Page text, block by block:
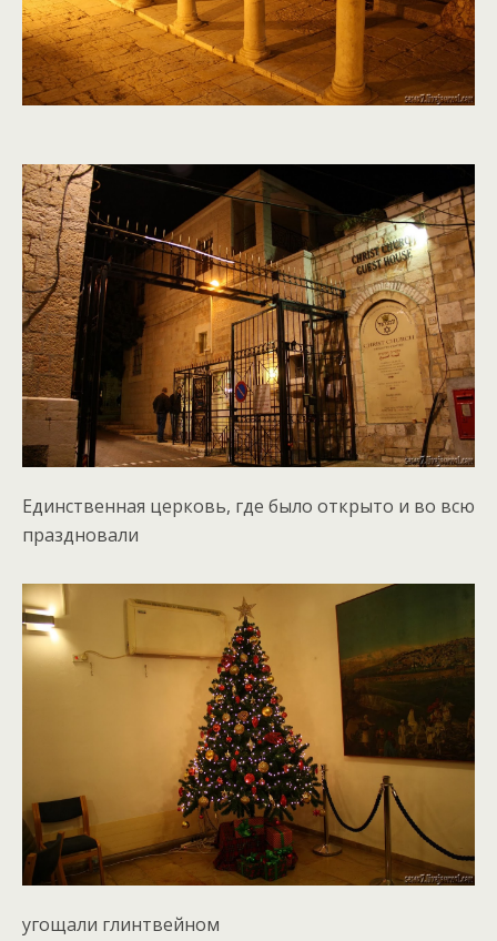
Единственная церковь, где было открыто и во всю
праздновали
угощали глинтвейном